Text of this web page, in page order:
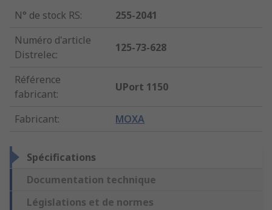
N° de stock RS:
255-2041
Numéro d'article
Distrelec:
125-73-628
Référence
fabricant:
UPort 1150
Fabricant: MOXA
Spécifications
Documentation technique
Législations et de normes